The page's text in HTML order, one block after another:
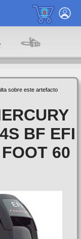
0
sobre este artefacto
BF EFI
60